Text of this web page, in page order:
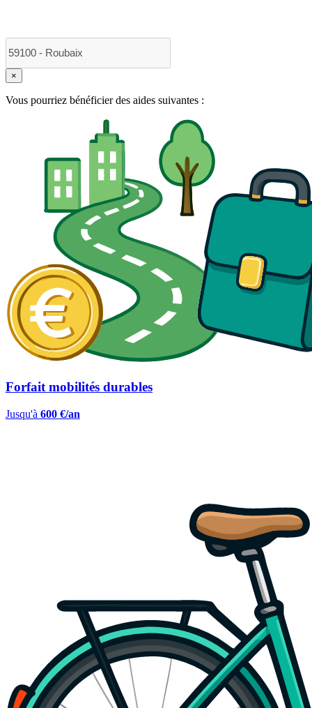
×
Vous pourriez bénéficier des aides suivantes :
Forfait mobilités durables
Jusqu'à 600 €/an